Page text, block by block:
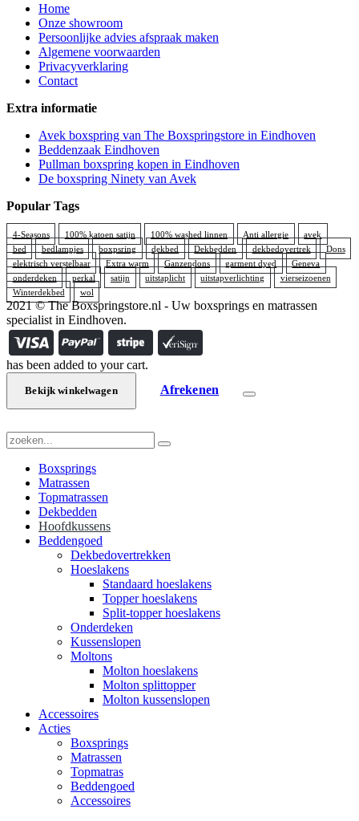
Home
Onze showroom
Persoonlijke advies afspraak maken
Algemene voorwaarden
Privacyverklaring
Contact
Extra informatie
Avek boxspring van The Boxspringstore in Eindhoven
Beddenzaak Eindhoven
Pullman boxspring kopen in Eindhoven
De boxspring Ninety van Avek
Popular Tags
4-Seasons 100% katoen satijn 100% washed linnen Anti allergie
avek
bed
bedlampjes boxpsring dekbed Dekbedden dekbedovertrek
Dons
elektrisch verstelbaar
Extra warm Ganzendons garment dyed
Geneva
onderdeken
perkal satijn uitstaplicht uitstapverlichting
vierseizoenen
Winterdekbed
wol
2021 © The Boxspringstore.nl - Uw boxsprings en matrassen
specialist in Eindhoven.
has been added to your cart.
Bekijk winkelwagen Afrekenen
Boxsprings
Matrassen
Topmatrassen
Dekbedden
Hoofdkussens
Beddengoed
Dekbedovertrekken
Hoeslakens
Standaard hoeslakens
Topper hoeslakens
Split-topper hoeslakens
Onderdeken
Kussenslopen
Moltons
Molton hoeslakens
Molton splittopper
Molton kussenslopen
Accessoires
Acties
Boxsprings
Matrassen
Topmatras
Beddengoed
Accessoires